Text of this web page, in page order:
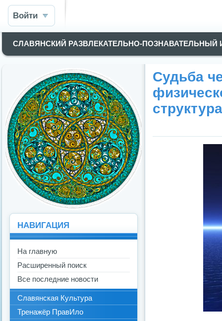
Войти
СЛАВЯНСКИЙ РАЗВЛЕКАТЕЛЬНО-
Cудьба
НАВИГАЦИЯ
На главную
Расширенный поиск
Все последние новости
Славянская Культура
Тренажёр ПравИло